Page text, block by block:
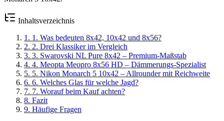
Inhaltsverzeichnis
1 . 1. Was bedeuten 8x42, 10x42 und 8x56?
2. 2. Drei Klassiker im Vergleich
3. 3. Swarovski NL Pure 8x42 – Premium-Maßstab
4. 4. Meopta Meopro 8x56 HD – Dämmerungs-Spezialist
5. 5. Nikon Monarch 5 10x42 – Allrounder mit Reichweite
6. 6. Welches Glas für welche Jagd?
7. 7. Worauf beim Kauf achten?
8. Fazit
9. Häufige Fragen